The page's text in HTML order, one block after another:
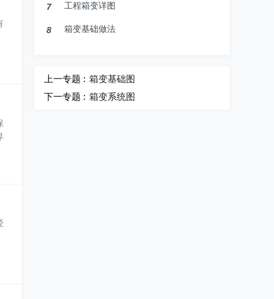
7 工程箱变详图
8 箱变基础做法
上一专题 : 箱变基础图
下一专题 : 箱变系统图